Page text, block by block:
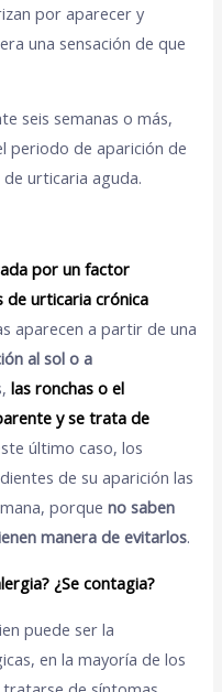
por aparecer y
una sensación de que
seis semanas o más,
periodo de aparición de
urticaria aguda.
por un factor
de urticaria crónica
aparecen a partir de una
al sol o a
las ronchas o el
y se trata de
último caso, los
de su aparición las
porqueno saben
manera de evitarlos.
¿Se contagia?
puede ser la
en la mayoría de los